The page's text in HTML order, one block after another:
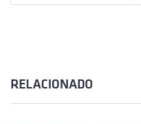
RELACIONADO